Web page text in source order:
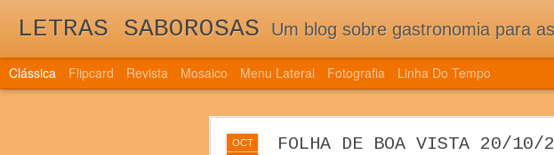
OCT FOLHA DE BOA VISTA 20/10/
LETRAS SABOROSAS Um blog sobre gastronomia para as pessoas que gostam da boa cozinha.
Clássica Flipcard Revista Mosaico Menu Lateral Fotografia Linha Do Tempo
QUINTA EDIÇÃO DE